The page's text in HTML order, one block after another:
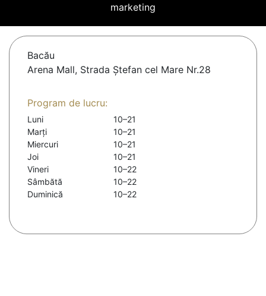
marketing
Bacău
Arena Mall, Strada Ștefan cel Mare Nr.28
Program de lucru:
Luni
10–21
Marți
10–21
Miercuri
10–21
Joi
10–21
Vineri
10–22
Sâmbătă
10–22
Duminică
10–22